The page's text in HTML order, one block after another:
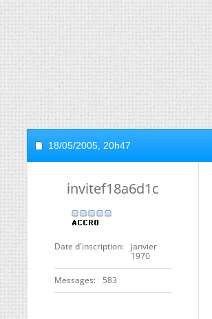
18/05/2005, 20h47
invitef18a6d1c
Date d'inscription
janvier
1970
Messages 583